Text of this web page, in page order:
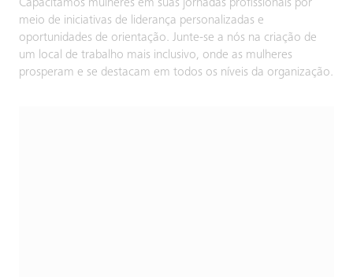
Capacitamos mulheres em suas jornadas profissionais por
meio de iniciativas de liderança personalizadas e
oportunidades de orientação. Junte-se a nós na criação de
um local de trabalho mais inclusivo, onde as mulheres
prosperam e se destacam em todos os níveis da organização.